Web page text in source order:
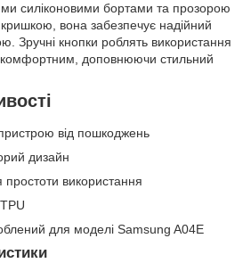
силіконовими бортами та прозорою
вона забезпечує надійний
Зручні кнопки роблять використання
доповнюючи стильний
від пошкоджень
дизайн
простоти використання
для моделі Samsung A04E